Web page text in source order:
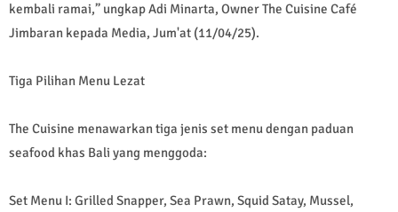
kembali ramai,” ungkap Adi Minarta, Owner The Cuisine Café
Jimbaran kepada Media, Jum'at (11/04/25).
Tiga Pilihan Menu Lezat
The Cuisine menawarkan tiga jenis set menu dengan paduan
seafood khas Bali yang menggoda:
Set Menu I: Grilled Snapper, Sea Prawn, Squid Satay, Mussel,